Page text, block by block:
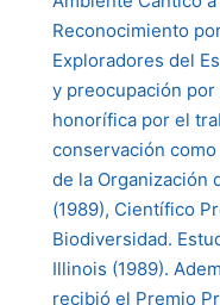
Reconocimiento
Exploradores del
y preocupación
honorífica por el
conservación
de la Organización
(1989), Científico
Biodiversidad.
Illinois (1989).
recibió el Premio